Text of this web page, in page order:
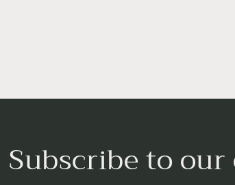
Subscribe to